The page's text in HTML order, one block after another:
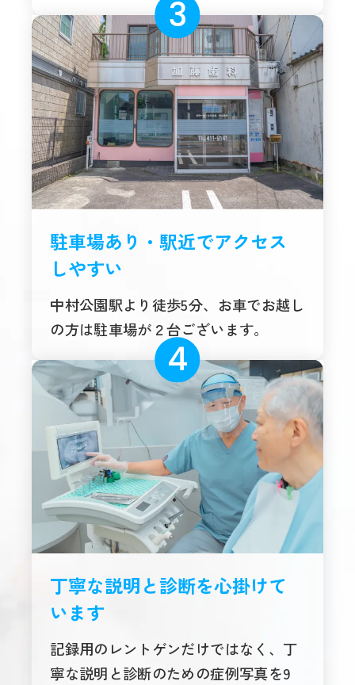
駐車場あり・駅近でアクセス
しやすい
中村公園駅より徒歩5分、お車でお越し
の方は駐車場が２台ございます。
丁寧な説明と診断を心掛けて
います
記録用のレントゲンだけではなく、丁
寧な説明と診断のための症例写真を9